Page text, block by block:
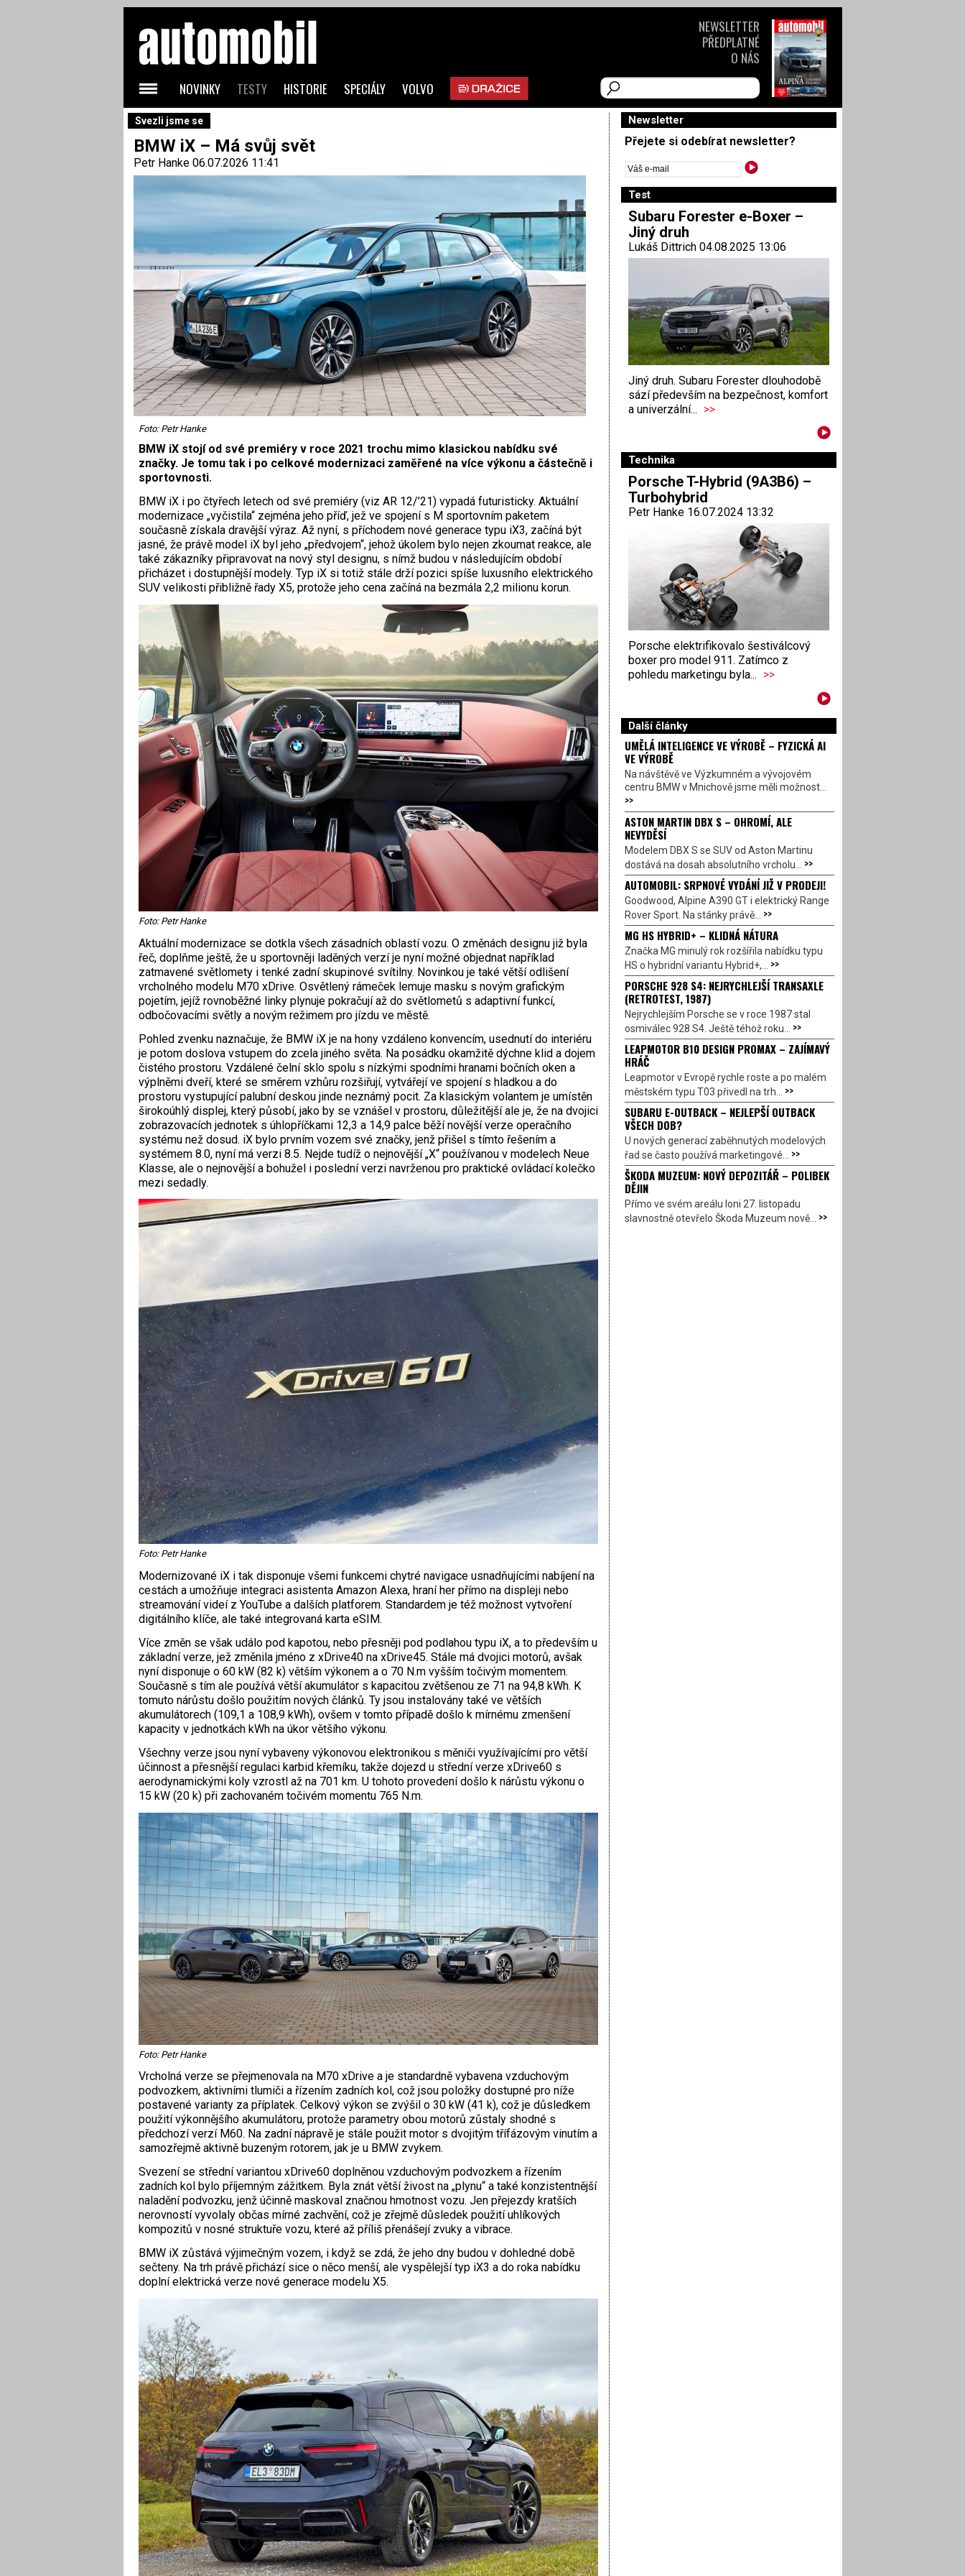
Svezli jsme se
BMW iX – Má svůj svět
Petr Hanke06.07.2026 11:41
Foto: Petr Hanke
BMW iX stojí od své premiéry v roce 2021 trochu mimo klasickou nabídku své
značky. Je tomu tak i po celkové modernizaci zaměřené na více výkonu a částečně i
sportovnosti.
BMW iX i po čtyřech letech od své premiéry (viz AR 12/’21) vypadá futuristicky. Aktuální
modernizace „vyčistila“ zejména jeho příď, jež ve spojení s M sportovním paketem
současně získala dravější výraz. Až nyní, s příchodem nové generace typu iX3, začíná být
jasné, že právě model iX byl jeho „předvojem“, jehož úkolem bylo nejen zkoumat reakce, ale
také zákazníky připravovat na nový styl designu, s nímž budou v následujícím období
přicházet i dostupnější modely. Typ iX si totiž stále drží pozici spíše luxusního elektrického
SUV velikosti přibližně řady X5, protože jeho cena začíná na bezmála 2,2 milionu korun.
Foto: Petr Hanke
Aktuální modernizace se dotkla všech zásadních oblastí vozu. O změnách designu již byla
řeč, doplňme ještě, že u sportovněji laděných verzí je nyní možné objednat například
zatmavené světlomety i tenké zadní skupinové svítilny. Novinkou je také větší odlišení
vrcholného modelu M70 xDrive. Osvětlený rámeček lemuje masku s novým grafickým
pojetím, jejíž rovnoběžné linky plynuje pokračují až do světlometů s adaptivní funkcí,
odbočovacími světly a novým režimem pro jízdu ve městě.
Pohled zvenku naznačuje, že BMW iX je na hony vzdáleno konvencím, usednutí do interiéru
je potom doslova vstupem do zcela jiného světa. Na posádku okamžitě dýchne klid a dojem
čistého prostoru. Vzdálené čelní sklo spolu s nízkými spodními hranami bočních oken a
výplněmi dveří, které se směrem vzhůru rozšiřují, vytvářejí ve spojení s hladkou a do
prostoru vystupující palubní deskou jinde neznámý pocit. Za klasickým volantem je umístěn
širokoúhlý displej, který působí, jako by se vznášel v prostoru, důležitější ale je, že na dvojici
zobrazovacích jednotek s úhlopříčkami 12,3 a 14,9 palce běží novější verze operačního
systému než dosud. iX bylo prvním vozem své značky, jenž přišel s tímto řešením a
systémem 8.0, nyní má verzi 8.5. Nejde tudíž o nejnovější „X“ používanou v modelech Neue
Klasse, ale o nejnovější a bohužel i poslední verzi navrženou pro praktické ovládací kolečko
mezi sedadly.
Foto: Petr Hanke
Modernizované iX i tak disponuje všemi funkcemi chytré navigace usnadňujícími nabíjení na
cestách a umožňuje integraci asistenta Amazon Alexa, hraní her přímo na displeji nebo
streamování videí z YouTube a dalších platforem. Standardem je též možnost vytvoření
digitálního klíče, ale také integrovaná karta eSIM.
Více změn se však událo pod kapotou, nebo přesněji pod podlahou typu iX, a to především u
základní verze, jež změnila jméno z xDrive40 na xDrive45. Stále má dvojici motorů, avšak
nyní disponuje o 60 kW (82 k) větším výkonem a o 70 N.m vyšším točivým momentem.
Současně s tím ale používá větší akumulátor s kapacitou zvětšenou ze 71 na 94,8 kWh. K
tomuto nárůstu došlo použitím nových článků. Ty jsou instalovány také ve větších
akumulátorech (109,1 a 108,9 kWh), ­ovšem v tomto případě došlo k mírnému zmenšení
kapacity v jednotkách kWh na úkor většího výkonu.
Všechny verze jsou nyní vybaveny výkonovou elektronikou s měniči využívajícími pro větší
účinnost a přesnější regulaci karbid křemíku, takže dojezd u střední verze xDrive60 s
aerodynamickými koly vzrostl až na 701 km. U tohoto provedení došlo k nárůstu výkonu o
15 kW (20 k) při zachovaném točivém momentu 765 N.m.
Foto: Petr Hanke
Vrcholná verze se přejmenovala na M70 xDrive a je standardně vybavena vzduchovým
podvozkem, aktivními tlumiči a řízením zadních kol, což jsou položky dostupné pro níže
postavené varianty za příplatek. Celkový výkon se zvýšil o 30 kW (41 k), což je důsledkem
použití výkonnějšího akumulátoru, protože parametry obou motorů zůstaly shodné s
předchozí verzí M60. Na zadní nápravě je stále použit motor s dvojitým třífázovým vinutím a
samozřejmě aktivně buzeným rotorem, jak je u BMW zvykem.
Svezení se střední variantou xDrive60 doplněnou vzduchovým podvozkem a řízením
zadních kol bylo příjemným zážitkem. Byla znát větší živost na „plynu“ a také konzistentnější
naladění podvozku, jenž účinně maskoval značnou hmotnost vozu. Jen přejezdy kratších
nerovností vyvolaly občas mírné zachvění, což je zřejmě důsledek použití uhlíkových
kompozitů v nosné struktuře vozu, které až příliš přenášejí zvuky a vibrace.
BMW iX zůstává výjimečným vozem, i když se zdá, že jeho dny budou v dohledné době
sečteny. Na trh právě přichází sice o něco menší, ale vyspělejší typ iX3 a do roka nabídku
doplní elektrická verze nové generace modelu X5.
Newsletter
Přejete si odebírat newsletter?
Test
Subaru Forester e-Boxer –
Jiný druh
Lukáš Dittrich 04.08.2025 13:06
Jiný druh. Subaru Forester dlouhodobě
sází především na bezpečnost, komfort
a univerzální... >>
Technika
Porsche T-Hybrid (9A3B6) –
Turbohybrid
Petr Hanke 16.07.2024 13:32
Porsche elektrifikovalo šestiválcový
boxer pro model 911. Zatímco z
pohledu marketingu byla... >>
Další články
UMĚLÁ INTELIGENCE VE VÝROBĚ – FYZICKÁ AI
VE VÝROBĚ
Na návštěvě ve Výzkumném a vývojovém
centru BMW v Mnichově jsme měli možnost...
>>
ASTON MARTIN DBX S – OHROMÍ, ALE
NEVYDĚSÍ
Modelem DBX S se SUV od Aston Martinu
dostává na dosah absolutního vrcholu... >>
AUTOMOBIL: SRPNOVÉ VYDÁNÍ JIŽ V PRODEJI!
Goodwood, Alpine A390 GT i elektrický Range
Rover Sport. Na stánky právě... >>
MG HS HYBRID+ – KLIDNÁ NÁTURA
Značka MG minulý rok rozšířila nabídku typu
HS o hybridní variantu Hybrid+,... >>
PORSCHE 928 S4: NEJRYCHLEJŠÍ TRANSAXLE
(RETROTEST, 1987)
Nejrychlejším Porsche se v roce 1987 stal
osmiválec 928 S4. Ještě téhož roku... >>
LEAPMOTOR B10 DESIGN PROMAX – ZAJÍMAVÝ
HRÁČ
Leapmotor v Evropě rychle roste a po malém
městském typu T03 přivedl na trh... >>
SUBARU E-OUTBACK – NEJLEPŠÍ OUTBACK
VŠECH DOB?
U nových generací zaběhnutých modelových
řad se často používá marketingové... >>
ŠKODA MUZEUM: NOVÝ DEPOZITÁŘ – POLIBEK
DĚJIN
Přímo ve svém areálu loni 27. listopadu
slavnostně otevřelo Škoda Muzeum nově... >>
NOVINKY TESTY HISTORIE SPECIÁLY VOLVO
NEWSLETTER
PŘEDPLATNÉ
O NÁS